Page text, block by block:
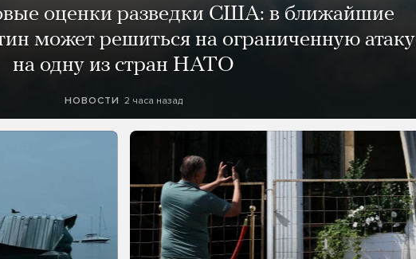
оценки разведки США: в ближайшие
может решиться на ограниченную атаку
на одну из стран НАТО
НОВОСТИ 2 часа назад